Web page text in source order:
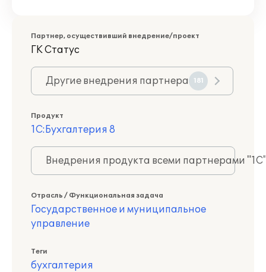
Партнер, осуществивший внедрение/проект
ГК Статус
Другие внедрения партнера 181
Продукт
1С:Бухгалтерия 8
Внедрения продукта всеми партнерами
Отрасль / Функциональная задача
Государственное и муниципальное
управление
Теги
бухгалтерия